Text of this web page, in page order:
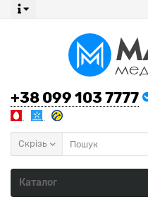
+38 099 103 7777
Скрізь
Каталог